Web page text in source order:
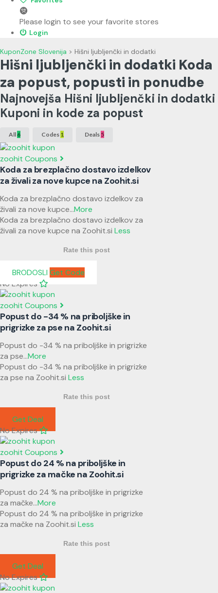
Please login to see your favorite stores
Login
KuponZone Slovenija > Hišni ljubljenčki in dodatki
Hišni ljubljenčki in dodatki Koda
za popust, popusti in ponudbe
Najnovejša Hišni ljubljenčki in dodatki
Kuponi in kode za popust
All 6 Codes 1 Deals 5
zoohit Coupons
Koda za brezplačno dostavo izdelkov
za živali za nove kupce na Zoohit.si
Koda za brezplačno dostavo izdelkov za
živali za nove kupce...More
Koda za brezplačno dostavo izdelkov za
živali za nove kupce na Zoohit.si Less
Rate this post
BRODOSLI Get Code
No Expires
zoohit Coupons
Popust do -34 % na priboljške in
prigrizke za pse na Zoohit.si
Popust do -34 % na priboljške in prigrizke
za pse...More
Popust do -34 % na priboljške in prigrizke
za pse na Zoohit.si Less
Rate this post
Get Deal
No Expires
zoohit Coupons
Popust do 24 % na priboljške in
prigrizke za mačke na Zoohit.si
Popust do 24 % na priboljške in prigrizke
za mačke...More
Popust do 24 % na priboljške in prigrizke
za mačke na Zoohit.si Less
Rate this post
Get Deal
No Expires